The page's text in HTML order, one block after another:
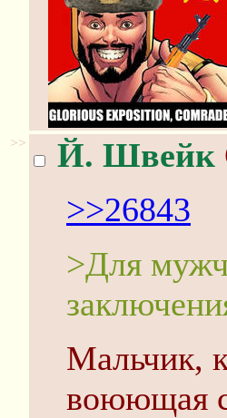
>> Й. Швейк
>>26843
>Для
Мальчик,
воюющая